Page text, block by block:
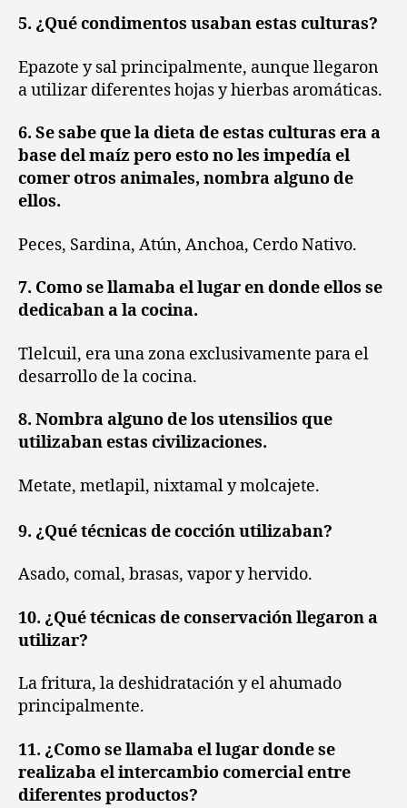
5. ¿Qué condimentos usaban estas culturas?
Epazote y sal principalmente, aunque llegaron
a utilizar diferentes hojas y hierbas aromáticas.
6. Se sabe que la dieta de estas culturas era a
base del maíz pero esto no les impedía el
comer otros animales, nombra alguno de
ellos.
Peces, Sardina, Atún, Anchoa, Cerdo Nativo.
7. Como se llamaba el lugar en donde ellos se
dedicaban a la cocina.
Tlelcuil, era una zona exclusivamente para el
desarrollo de la cocina.
8. Nombra alguno de los utensilios que
utilizaban estas civilizaciones.
Metate, metlapil, nixtamal y molcajete.
9. ¿Qué técnicas de cocción utilizaban?
Asado, comal, brasas, vapor y hervido.
10. ¿Qué técnicas de conservación llegaron a
utilizar?
La fritura, la deshidratación y el ahumado
principalmente.
11. ¿Como se llamaba el lugar donde se
realizaba el intercambio comercial entre
diferentes productos?